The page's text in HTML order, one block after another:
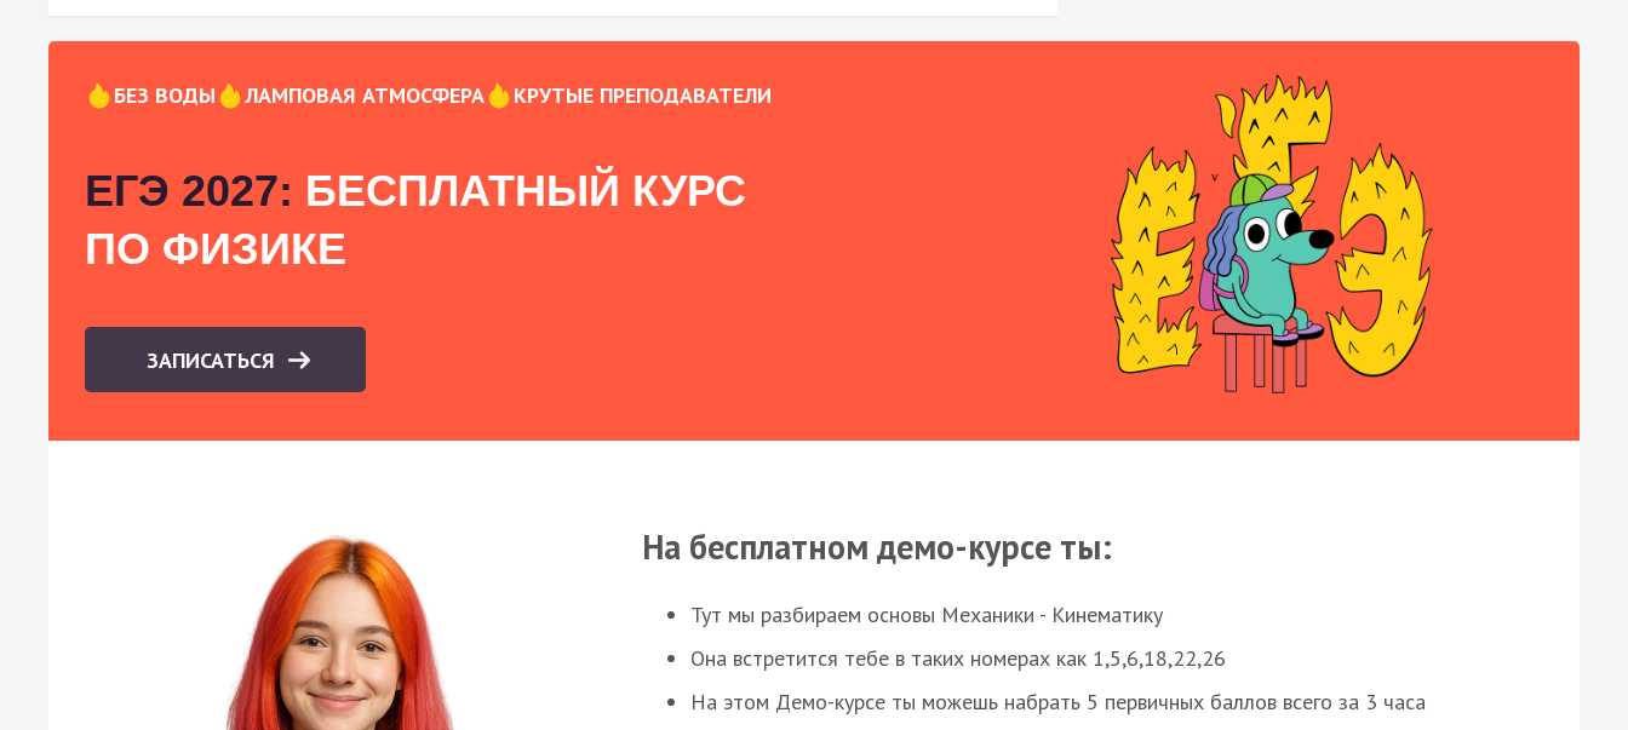
БЕЗ ВОДЫ ЛАМПОВАЯ АТМОСФЕРА КРУТЫЕ ПРЕПОДАВАТЕЛИ
ЕГЭ 2027: БЕСПЛАТНЫЙ КУРС
ПО ФИЗИКЕ
ЗАПИСАТЬСЯ
На бесплатном демо-курсе ты:
Тут мы разбираем основы Механики - Кинематику
Она встретится тебе в таких номерах как 1,5,6,18,22,26
На этом Демо-курсе ты можешь набрать 5 первичных баллов всего за 3 часа